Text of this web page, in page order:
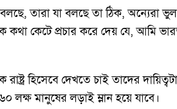
তারা যা বলছে তা ঠিক, অন্যেরা
কেটে প্রচার করে দেয় যে, আমি
রাষ্ট্র হিসেবে দেখতে চাই তাদের
লক্ষ মানুষের লড়াই ম্লান হয়ে যাবে।